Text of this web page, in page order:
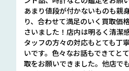
あまり値段が付かないものも親
り、合わせて満足のいく買取価
さいました！店内は明るく清潔
タッフの方々の対応もとても丁
いです。色々なお話もできてと
取をお願いできました。他店で